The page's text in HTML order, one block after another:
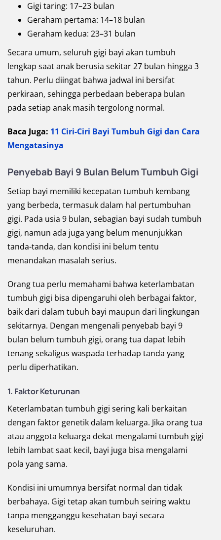
Gigi taring: 17–23 bulan
Geraham pertama: 14–18 bulan
Geraham kedua: 23–31 bulan
Secara umum, seluruh gigi bayi akan tumbuh
lengkap saat anak berusia sekitar 27 bulan hingga 3
tahun. Perlu diingat bahwa jadwal ini bersifat
perkiraan, sehingga perbedaan beberapa bulan
pada setiap anak masih tergolong normal.
Baca Juga: 11 Ciri-Ciri Bayi Tumbuh Gigi dan Cara
Mengatasinya
Penyebab Bayi 9 Bulan Belum Tumbuh Gigi
Setiap bayi memiliki kecepatan tumbuh kembang
yang berbeda, termasuk dalam hal pertumbuhan
gigi. Pada usia 9 bulan, sebagian bayi sudah tumbuh
gigi, namun ada juga yang belum menunjukkan
tanda-tanda, dan kondisi ini belum tentu
menandakan masalah serius.
Orang tua perlu memahami bahwa keterlambatan
tumbuh gigi bisa dipengaruhi oleh berbagai faktor,
baik dari dalam tubuh bayi maupun dari lingkungan
sekitarnya. Dengan mengenali penyebab bayi 9
bulan belum tumbuh gigi, orang tua dapat lebih
tenang sekaligus waspada terhadap tanda yang
perlu diperhatikan.
1. Faktor Keturunan
Keterlambatan tumbuh gigi sering kali berkaitan
dengan faktor genetik dalam keluarga. Jika orang tua
atau anggota keluarga dekat mengalami tumbuh gigi
lebih lambat saat kecil, bayi juga bisa mengalami
pola yang sama.
Kondisi ini umumnya bersifat normal dan tidak
berbahaya. Gigi tetap akan tumbuh seiring waktu
tanpa mengganggu kesehatan bayi secara
keseluruhan.